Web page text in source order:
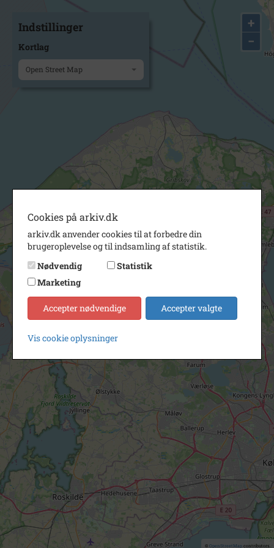
+
−
© OpenStreetMapcontributors.
Indstillinger
Kortlag
Open Street Map
Cookies på arkiv.dk
arkiv.dk anvender cookies til at forbedre din
brugeroplevelse og til indsamling af statistik.
Nødvendig
Statistik
Marketing
Accepter nødvendige Accepter valgte
Vis cookie oplysninger